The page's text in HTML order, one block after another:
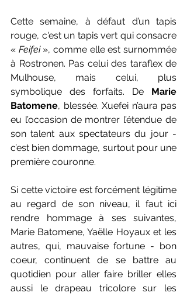
Cette semaine, à défaut d’un tapis
rouge, c'est un tapis vert qui consacre
« Feifei », comme elle est surnommée
à Rostronen. Pas celui des taraflex de
Mulhouse, mais celui, plus
symbolique des forfaits. De Marie
Batomene, blessée. Xuefei n’aura pas
eu l’occasion de montrer l’étendue de
son talent aux spectateurs du jour -
c’est bien dommage, surtout pour une
première couronne.
Si cette victoire est forcément légitime
au regard de son niveau, il faut ici
rendre hommage à ses suivantes,
Marie Batomene, Yaëlle Hoyaux et les
autres, qui, mauvaise fortune - bon
coeur, continuent de se battre au
quotidien pour aller faire briller elles
aussi le drapeau tricolore sur les